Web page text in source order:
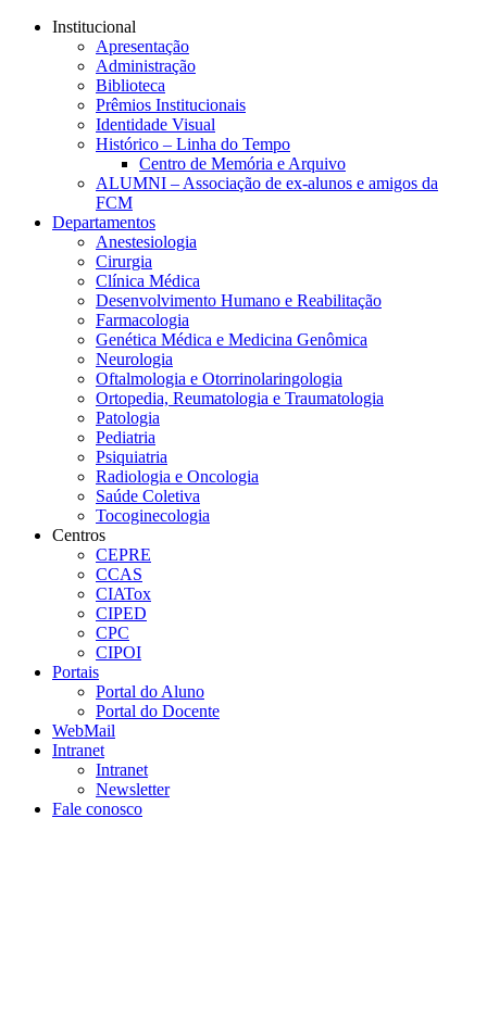
Conteúdo principal
Institucional
Apresentação
Administração
Biblioteca
Prêmios Institucionais
Identidade Visual
Histórico – Linha do Tempo
Centro de Memória e Arquivo
ALUMNI – Associação de ex-alunos e amigos da
FCM
Departamentos
Anestesiologia
Cirurgia
Clínica Médica
Desenvolvimento Humano e Reabilitação
Farmacologia
Genética Médica e Medicina Genômica
Neurologia
Oftalmologia e Otorrinolaringologia
Ortopedia, Reumatologia e Traumatologia
Patologia
Pediatria
Psiquiatria
Radiologia e Oncologia
Saúde Coletiva
Tocoginecologia
Centros
CEPRE
CCAS
CIATox
CIPED
CPC
CIPOI
Portais
Portal do Aluno
Portal do Docente
WebMail
Intranet
Intranet
Newsletter
Fale conosco